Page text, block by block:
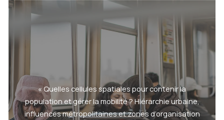
« Quelles cellules spatiales pour contenir la
population et gérer la mobilité ? Hiérarchie urbaine,
influences métropolitaines et zones d’organisation